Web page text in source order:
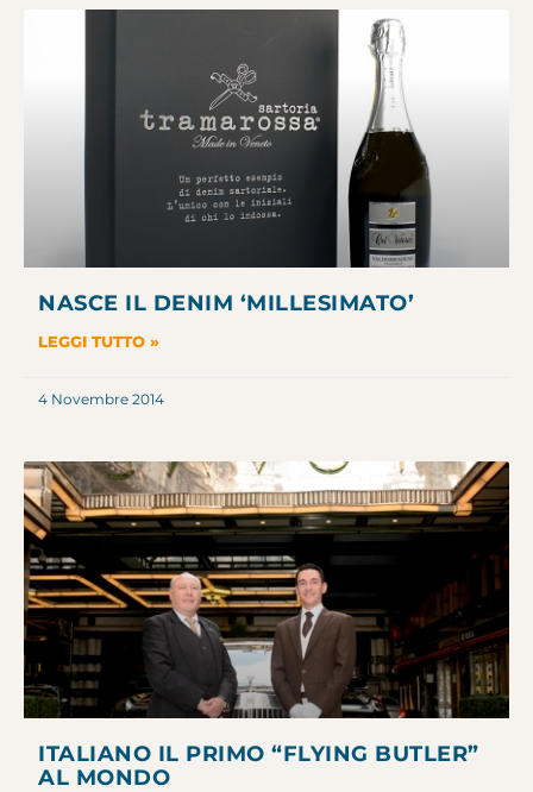
NASCE IL DENIM ‘MILLESIMATO’
LEGGI TUTTO »
4 Novembre 2014
ITALIANO IL PRIMO “FLYING BUTLER”
AL MONDO